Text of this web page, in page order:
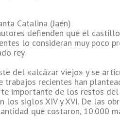
Catalina (Jaén)
defienden que el
lo consideran muy poco
rey.
del «alcázar viejo» y se
trabajos recientes han
importante de los restos
los siglos XIV y XVI. De las
que costaron, 10.000